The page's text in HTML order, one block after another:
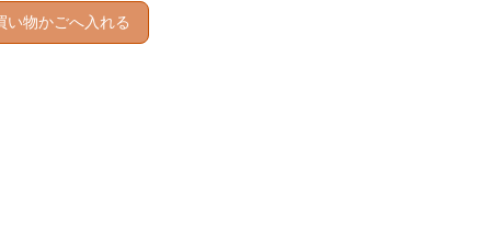
い物かごへ入れる